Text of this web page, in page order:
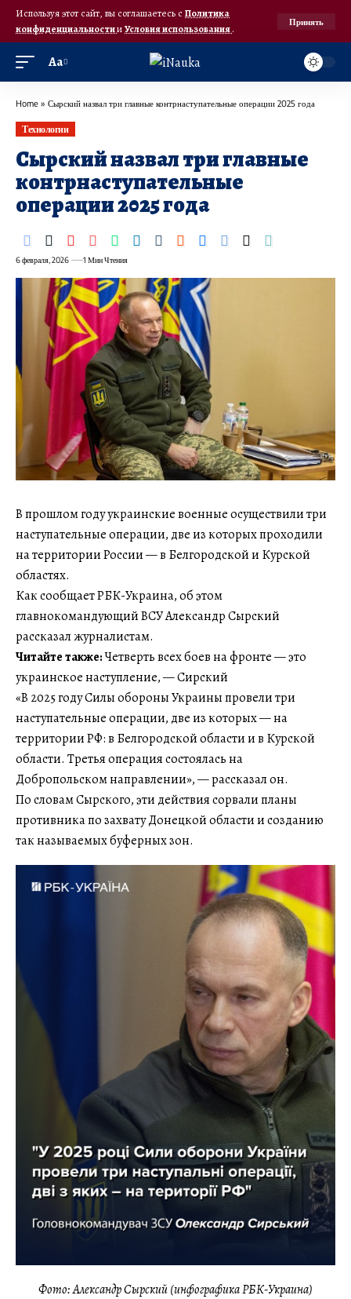
Используя этот сайт, вы соглашаетесь с Политика
конфиденциальностииУсловия использования.
Принять
Аа
Home » Сырский назвал три главные контрнаступательные операции 2025 года
Технологии
Сырский назвал три главные
контрнаступательные
операции 2025 года
6 февраля, 2026 1 Мин Чтения
В прошлом году украинские военные осуществили три
наступательные операции, две из которых проходили
на территории России — в Белгородской и Курской
областях.
Как сообщает РБК-Украина, об этом
главнокомандующий ВСУ Александр Сырский
рассказал журналистам.
Читайте также:Четверть всех боев на фронте — это
украинское наступление, — Сирский
«В 2025 году Силы обороны Украины провели три
наступательные операции, две из которых — на
территории РФ: в Белгородской области и в Курской
области. Третья операция состоялась на
Добропольском направлении», — рассказал он.
По словам Сырского, эти действия сорвали планы
противника по захвату Донецкой области и созданию
так называемых буферных зон.
Фото: Александр Сырский (инфографика РБК-Украина)